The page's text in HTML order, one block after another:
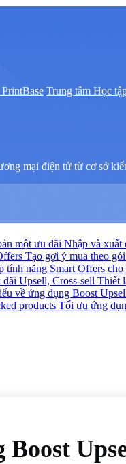
Trung tâm Học
mại điện tử từ cơ sở
một ưu đãi Nhập và xuất
Tạo gợi ý mua theo
tính năng Smart Offers cho
Upsell, Cross-sell Thiết
về ứng dụng Boost
products Tối ưu ứng
Boost